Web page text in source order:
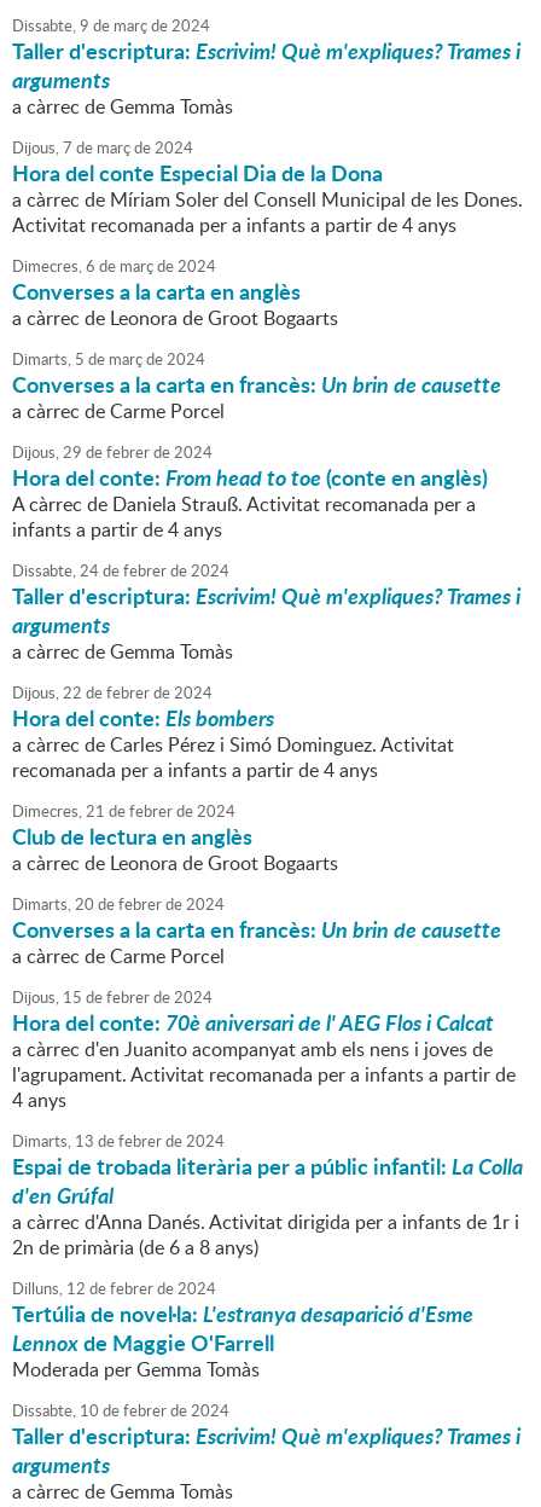
Dissabte,9 de marçde2024
Taller d'escriptura:Escrivim! Què m'expliques? Trames i
arguments
a càrrec de Gemma Tomàs
Dijous,7 de marçde2024
Hora del conte Especial Dia de la Dona
a càrrec de Míriam Soler del Consell Municipal de les Dones.
Activitat recomanada per a infants a partir de 4 anys
Dimecres,6 de marçde2024
Converses a la carta en anglès
a càrrec de Leonora de Groot Bogaarts
Dimarts, 5 de marçde2024
Converses a la carta en francès: Un brin de causette
a càrrec de Carme Porcel
Dijous,29 defebrerde2024
Hora del conte:From head to toe(conte en anglès)
A càrrec de Daniela Strauß. Activitat recomanada per a
infants a partir de 4 anys
Dissabte,24defebrerde2024
Taller d'escriptura:Escrivim! Què m'expliques? Trames i
arguments
a càrrec de Gemma Tomàs
Dijous,22 defebrerde2024
Hora del conte:Els bombers
a càrrec de Carles Pérez i Simó Dominguez. Activitat
recomanada per a infants a partir de 4 anys
Dimecres,21 defebrerde2024
Club de lectura en anglès
a càrrec de Leonora de Groot Bogaarts
Dimarts,20 defebrerde2024
Converses a la carta en francès: Un brin de causette
a càrrec de Carme Porcel
Dijous, 15 defebrerde2024
Hora del conte: 70è aniversari de l' AEG Flos i Calcat
a càrrec d'en Juanito acompanyat amb els nens i joves de
l'agrupament. Activitat recomanada per a infants a partir de
4 anys
Dimarts, 13 defebrerde2024
Espai de trobada literària per a públic infantil:La Colla
d'en Grúfal
a càrrec d'Anna Danés. Activitat dirigida per a infants de 1r i
2n de primària (de 6 a 8 anys)
Dilluns, 12 defebrerde2024
Tertúlia de novel·la:L'estranya desaparició d'Esme
Lennoxde Maggie O'Farrell
Moderada per Gemma Tomàs
Dissabte, 10 defebrerde2024
Taller d'escriptura:Escrivim! Què m'expliques? Trames i
arguments
a càrrec de Gemma Tomàs